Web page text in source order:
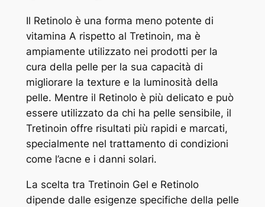
Il Retinolo è una forma meno potente di
vitamina A rispetto al Tretinoin, ma è
ampiamente utilizzato nei prodotti per la
cura della pelle per la sua capacità di
migliorare la texture e la luminosità della
pelle. Mentre il Retinolo è più delicato e può
essere utilizzato da chi ha pelle sensibile, il
Tretinoin offre risultati più rapidi e marcati,
specialmente nel trattamento di condizioni
come l’acne e i danni solari.
La scelta tra Tretinoin Gel e Retinolo
dipende dalle esigenze specifiche della pelle